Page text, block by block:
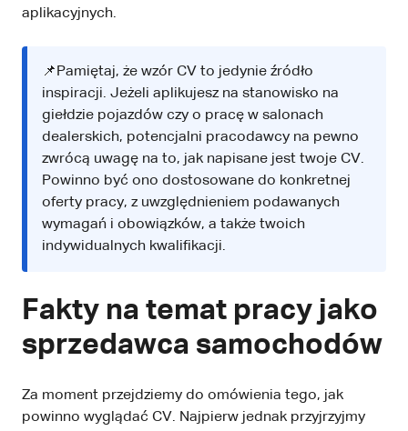
aplikacyjnych.
📌Pamiętaj, że wzór CV to jedynie źródło
inspiracji. Jeżeli aplikujesz na stanowisko na
giełdzie pojazdów czy o pracę w salonach
dealerskich, potencjalni pracodawcy na pewno
zwrócą uwagę na to, jak napisane jest twoje CV.
Powinno być ono dostosowane do konkretnej
oferty pracy, z uwzględnieniem podawanych
wymagań i obowiązków, a także twoich
indywidualnych kwalifikacji.
Fakty na temat pracy jako
sprzedawca samochodów
Za moment przejdziemy do omówienia tego, jak
powinno wyglądać CV. Najpierw jednak przyjrzyjmy